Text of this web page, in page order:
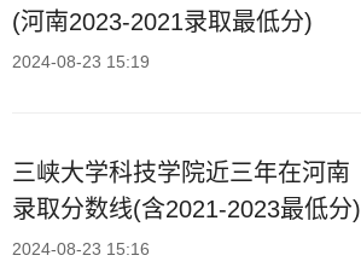
(河南2023-2021录取最低分)
2024-08-23 15:19
三峡大学科技学院近三年在河南
录取分数线(含2021-2023最低分)
2024-08-23 15:16